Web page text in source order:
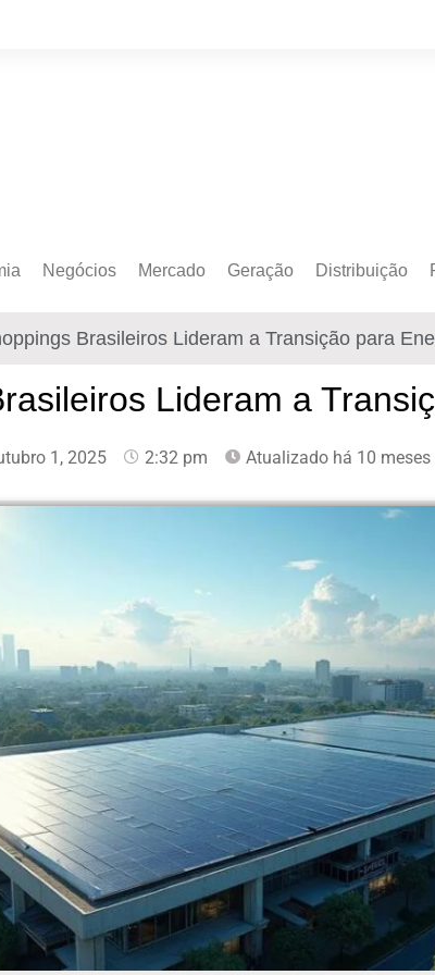
Negócios
Empresas
Investimentos
Mercado
Mercado Livre
Geração
Autoprodução
Distribuição
Brasileiros Lideram a Transição para
Lideram a
1, 2025 2:32 pm Atualizado há 10 meses